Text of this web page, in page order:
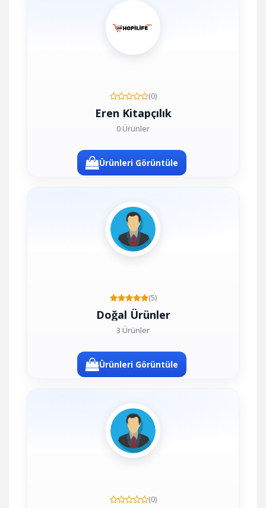
(0)
Eren Kitapçılık
0 Ürünler
Ürünleri Görüntüle
(5)
Doğal Ürünler
3 Ürünler
Ürünleri Görüntüle
(0)